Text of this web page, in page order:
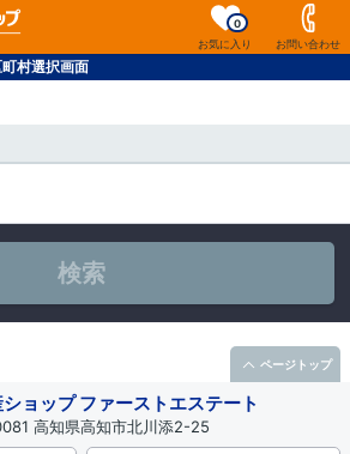
お気に入り
0
お問い合わせ
村選択画面
検索
ョップ ファーストエステート
高知県高知市北川添2-25
ページトップ